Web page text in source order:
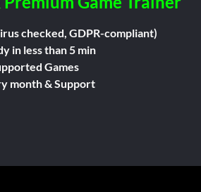
checked, GDPR-compliant)
in less than 5 min
Games
month & Support